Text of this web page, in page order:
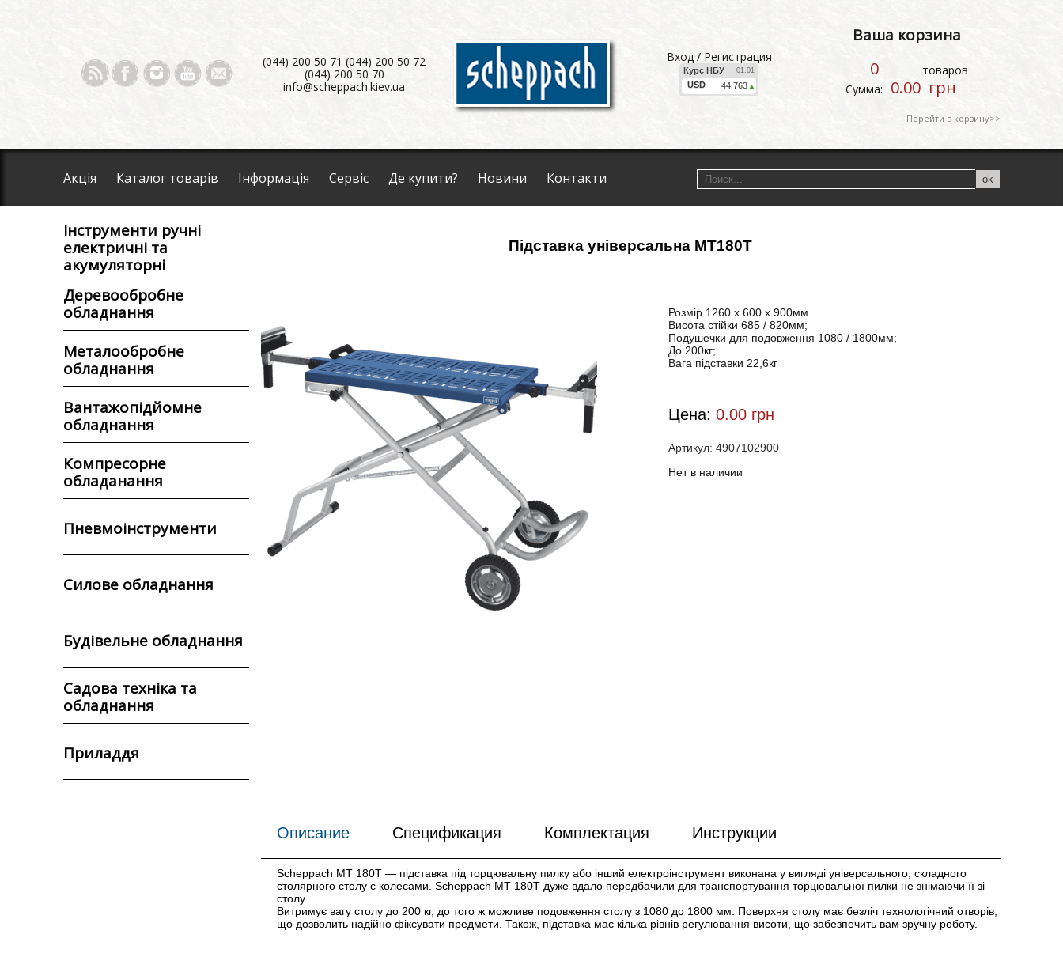
(044) 200 50 71 (044) 200 50 72
(044) 200 50 70
info@scheppach.kiev.ua
Вход / Регистрация
Ваша корзина
0
товаров
Сумма:
0.00 грн
Перейти в корзину>>
Акція Каталог товарів Інформація Сервіс Де купити? Новини Контакти
Інструменти ручні
електричні та
акумуляторні
Деревообробне
обладнання
Металообробне
обладнання
Вантажопідйомне
обладнання
Компресорне
обладанання
Пневмоінструменти
Силове обладнання
Будівельне обладнання
Садова техніка та
обладнання
Приладдя
Підставка універсальна MT180T
Розмір 1260 х 600 х 900мм
Висота стійки 685 / 820мм;
Подушечки для подовження 1080 / 1800мм;
До 200кг;
Вага підставки 22,6кг
Цена: 0.00 грн
Артикул: 4907102900
Нет в наличии
Описание Спецификация Комплектация Инструкции
Scheppach MT 180T — підставка під торцювальну пилку або інший електроінструмент виконана у вигляді універсального, складного
столярного столу c колесами. Scheppach MT 180T дуже вдало передбачили для транспортування торцювальної пилки не знімаючи її зі
столу.
Витримує вагу столу до 200 кг, до того ж можливе подовження столу з 1080 до 1800 мм. Поверхня столу має безліч технологічний отворів,
що дозволить надійно фіксувати предмети. Також, підставка має кілька рівнів регулювання висоти, що забезпечить вам зручну роботу.